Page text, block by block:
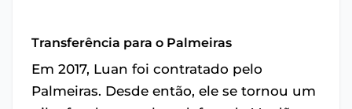
Transferência para o Palmeiras
Em 2017, Luan foi contratado pelo
Palmeiras. Desde então, ele se tornou um